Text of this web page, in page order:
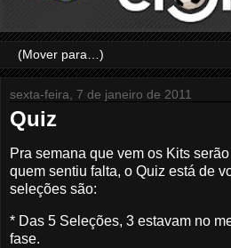
sexta-feira, 7 de janeiro de 2011
Quiz
Pra semana que vem os Kits
quem sentiu falta, o Quiz está de
seleções são:
* Das 5 Seleções, 3 estavam no
fase.